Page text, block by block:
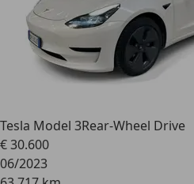
Tesla Model 3Rear-Wheel Drive
€ 30.600
06/2023